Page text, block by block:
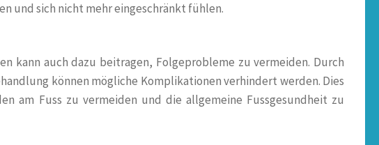
und sich nicht mehr eingeschränkt fühlen.
kann auch dazu beitragen, Folgeprobleme zu vermeiden. Durch
können mögliche Komplikationen verhindert werden. Dies
am Fuss zu vermeiden und die allgemeine Fussgesundheit zu